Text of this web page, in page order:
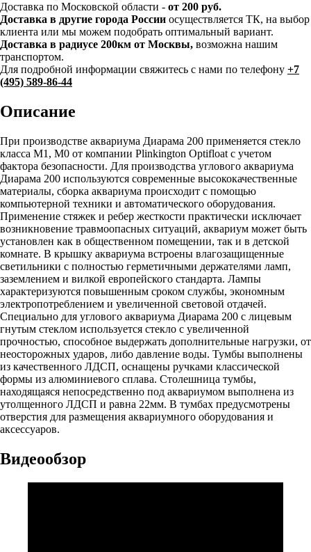
Доставка по Московской области - от 200 руб.
Доставка в другие города России осуществляется ТК, на выбор
клиента или мы можем подобрать оптимальный вариант.
Доставка в радиусе 200км от Москвы, возможна нашим
транспортом.
Для подробной информации свяжитесь с нами по телефону +7
(495) 589-86-44
Описание
При производстве аквариума Диарама 200 применяется стекло
класса М1, М0 от компании Plinkington Optifloat с учетом
фактора безопасности. Для производства углового аквариума
Диарама 200 используются современные высококачественные
материалы, сборка аквариума происходит с помощью
компьютерной техники и автоматического оборудования.
Применение стяжек и ребер жесткости практически исключает
возникновение травмоопасных ситуаций, аквариум может быть
установлен как в общественном помещении, так и в детской
комнате. В крышку аквариума встроены влагозащищенные
светильники с полностью герметичными держателями ламп,
заземлением и вилкой европейского стандарта. Лампы
характеризуются повышенным сроком службы, экономным
электропотреблением и увеличенной световой отдачей.
Специально для углового аквариума Диарама 200 с лицевым
гнутым стеклом используется стекло с увеличенной
прочностью, способное выдержать дополнительные нагрузки, от
неосторожных ударов, либо давление воды. Тумбы выполнены
из качественного ЛДСП, оснащены ручками классической
формы из алюминиевого сплава. Столешница тумбы,
находящаяся непосредственно под аквариумом выполнена из
утолщенного ЛДСП и равна 22мм. В тумбах предусмотрены
отверстия для размещения аквариумного оборудования и
аксессуаров.
Видеообзор